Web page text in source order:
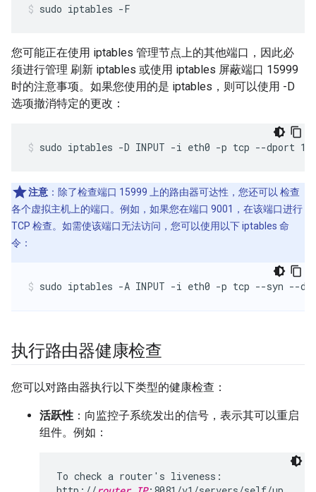
sudo iptables -F
您可能正在使用 iptables 管理节点上的其他端口，因此必
须进行管理 刷新 iptables 或使用 iptables 屏蔽端口 15999
时的注意事项。如果您使用的是 iptables，则可以使用 -D
选项撤消特定的更改：
sudo iptables -D INPUT -i eth0 -p tcp --dport
注意 ：除了检查端口 15999 上的路由器可达性，您还可以 检查
各个虚拟主机上的端口。例如，如果您在端口 9001，在该端口进行
TCP 检查。如需使该端口无法访问，您可以使用以下 iptables 命
令：
sudo iptables -A INPUT -i eth0 -p tcp --syn --
执行路由器健康检查
您可以对路由器执行以下类型的健康检查：
活跃性 ：向监控子系统发出的信号，表示其可以重启
组件。例如：
To check a router's liveness: